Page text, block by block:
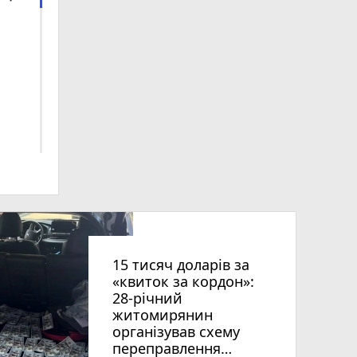
15 тисяч доларів за
«квиток за кордон»:
28-річний
житомирянин
організував схему
переправлення